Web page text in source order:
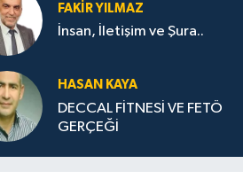
FAKIR YILMAZ
İnsan, İletişim ve Şura..
HASAN KAYA
DECCAL FİTNESİ VE FETÖ
GERÇEĞİ